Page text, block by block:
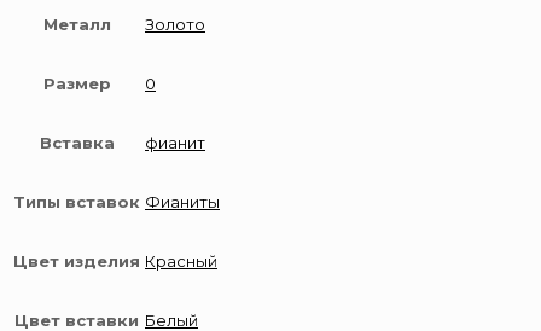
Металл Золото
Размер 0
Вставка фианит
Типы вставок Фианиты
Цвет изделия Красный
Цвет вставки Белый